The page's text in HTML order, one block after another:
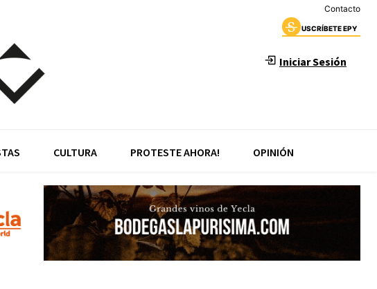
Contacto
USCRÍBETE EPY
Iniciar Sesión
CULTURA PROTESTE AHORA! OPINIÓN